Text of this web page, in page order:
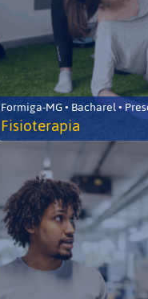
Formiga-MG • Bacharel •
Fisioterapia